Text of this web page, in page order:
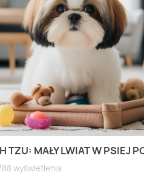
TZU: MAŁY LWIAT W PSIEJ
wyświetlenia